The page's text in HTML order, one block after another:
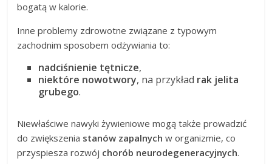
bogatą w kalorie.
Inne problemy zdrowotne związane z typowym
zachodnim sposobem odżywiania to:
nadciśnienie tętnicze,
niektóre nowotwory, na przykład rak jelita
grubego.
Niewłaściwe nawyki żywieniowe mogą także prowadzić
do zwiększenia stanów zapalnych w organizmie, co
przyspiesza rozwój chorób neurodegeneracyjnych.